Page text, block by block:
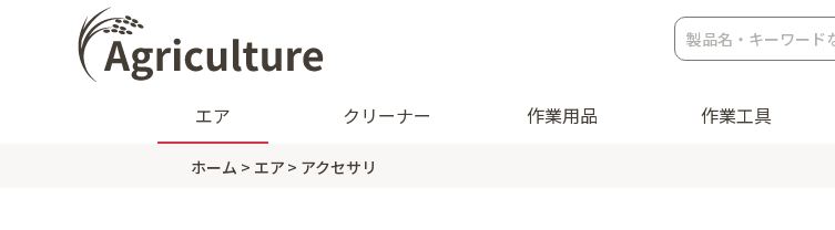
エア クリーナー 作業用品 作業工具
ホーム エア アクセサリ